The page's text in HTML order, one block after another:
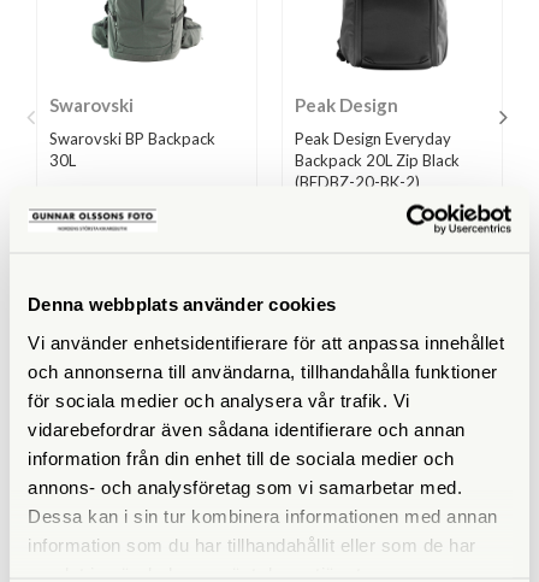
Denna webbplats använder cookies
Vi använder enhetsidentifierare för att anpassa innehållet
och annonserna till användarna, tillhandahålla funktioner
för sociala medier och analysera vår trafik. Vi
vidarebefordrar även sådana identifierare och annan
information från din enhet till de sociala medier och
annons- och analysföretag som vi samarbetar med.
Dessa kan i sin tur kombinera informationen med annan
information som du har tillhandahållit eller som de har
Swarovski
Swarovski BP Backpack
30L
Finns i lager
Peak Design
Peak Design Everyday
Backpack 20L Zip Black
(BEDBZ-20-BK-2)
Finns i lager
SPECIFIKATIONER
Yttermått (cm)
Roll-top inrullad: 48,5 x 28 x
15